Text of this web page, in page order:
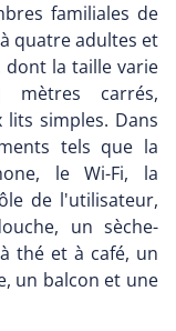
familiales de
quatre adultes et
dont la taille varie
mètres carrés,
simples. Dans
tels que la
le Wi-Fi, la
de l'utilisateur,
un sèche-
thé et à café, un
un balcon et une